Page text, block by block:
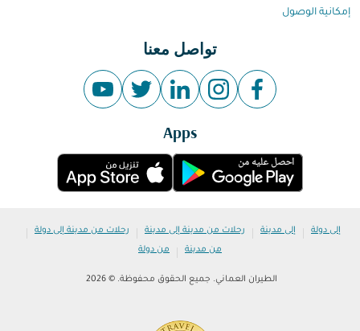
إمكانية الوصول
تواصل معنا
Apps
إلى دولة | إلى مدينة | رحلات من مدينة إلى مدينة | رحلات من مدينة إلى دولة |
من مدينة | من دولة
الطيران العماني. جميع الحقوق محفوظة. © 2026